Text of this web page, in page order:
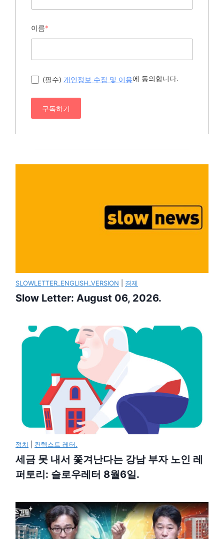
이름*
(필수) 개인정보 수집 및 이용에 동의합니다.
구독하기
SLOWLETTER_ENGLISH_VERSION 경제
Slow Letter: August 06, 2026.
정치 컨텍스트 레터.
세금 못 내서 쫓겨난다는 강남 부자 노인 레
퍼토리: 슬로우레터 8월6일.